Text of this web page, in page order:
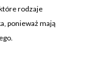
rodzaje
ponieważ mają